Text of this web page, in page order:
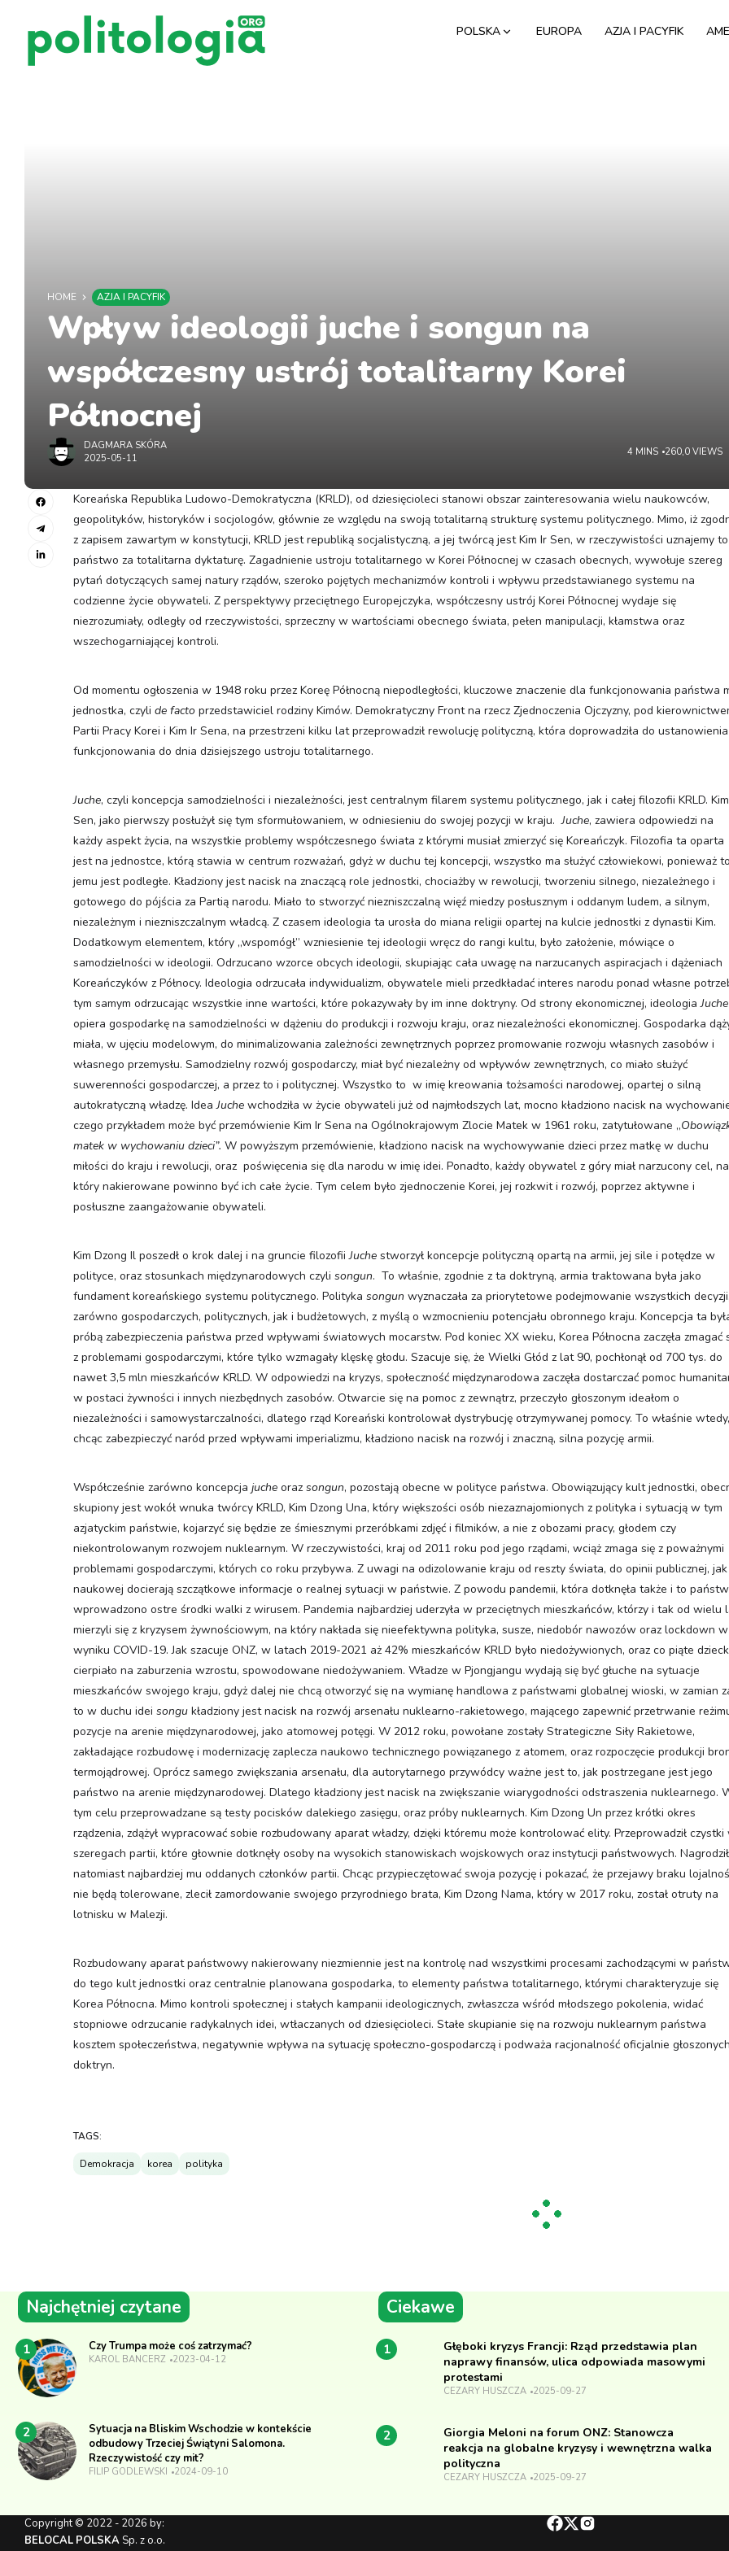
POLSKA EUROPA AZJA I PACYFIK
HOME AZJA I PACYFIK
Wpływ ideologii juche i songun na
współczesny ustrój totalitarny Korei
Północnej
DAGMARA SKÓRA
2025-05-11
4 MINS 260,0 VIEWS
Koreańska Republika Ludowo-Demokratyczna (KRLD), od dziesięcioleci stanowi obszar zainteresowania wielu naukowców,
geopolityków, historyków i socjologów, głównie ze względu na swoją totalitarną strukturę systemu politycznego. Mimo, iż
z zapisem zawartym w konstytucji, KRLD jest republiką socjalistyczną, a jej twórcą jest Kim Ir Sen, w rzeczywistości uznajemy to
państwo za totalitarna dyktaturę. Zagadnienie ustroju totalitarnego w Korei Północnej w czasach obecnych, wywołuje szereg
pytań dotyczących samej natury rządów, szeroko pojętych mechanizmów kontroli i wpływu przedstawianego systemu na
codzienne życie obywateli. Z perspektywy przeciętnego Europejczyka, współczesny ustrój Korei Północnej wydaje się
niezrozumiały, odległy od rzeczywistości, sprzeczny w wartościami obecnego świata, pełen manipulacji, kłamstwa oraz
wszechogarniającej kontroli.
Od momentu ogłoszenia w 1948 roku przez Koreę Północną niepodległości, kluczowe znaczenie dla funkcjonowania państwa
jednostka, czyli de facto przedstawiciel rodziny Kimów. Demokratyczny Front na rzecz Zjednoczenia Ojczyzny, pod
Partii Pracy Korei i Kim Ir Sena, na przestrzeni kilku lat przeprowadził rewolucję polityczną, która doprowadziła do
funkcjonowania do dnia dzisiejszego ustroju totalitarnego.
Juche, czyli koncepcja samodzielności i niezależności, jest centralnym filarem systemu politycznego, jak i całej filozofii KRLD.
Sen, jako pierwszy posłużył się tym sformułowaniem, w odniesieniu do swojej pozycji w kraju. Juche, zawiera odpowiedzi na
każdy aspekt życia, na wszystkie problemy współczesnego świata z którymi musiał zmierzyć się Koreańczyk. Filozofia ta oparta
jest na jednostce, którą stawia w centrum rozważań, gdyż w duchu tej koncepcji, wszystko ma służyć człowiekowi, ponieważ to
jemu jest podległe. Kładziony jest nacisk na znaczącą role jednostki, chociażby w rewolucji, tworzeniu silnego, niezależnego i
gotowego do pójścia za Partią narodu. Miało to stworzyć niezniszczalną więź miedzy posłusznym i oddanym ludem, a silnym,
niezależnym i niezniszczalnym władcą. Z czasem ideologia ta urosła do miana religii opartej na kulcie jednostki z dynastii Kim.
Dodatkowym elementem, który „wspomógł” wzniesienie tej ideologii wręcz do rangi kultu, było założenie, mówiące o
samodzielności w ideologii. Odrzucano wzorce obcych ideologii, skupiając cała uwagę na narzucanych aspiracjach i dążeniach
Koreańczyków z Północy. Ideologia odrzucała indywidualizm, obywatele mieli przedkładać interes narodu ponad własne
tym samym odrzucając wszystkie inne wartości, które pokazywały by im inne doktryny. Od strony ekonomicznej, ideologiaJuche
opiera gospodarkę na samodzielności w dążeniu do produkcji i rozwoju kraju, oraz niezależności ekonomicznej. Gospodarka
miała, w ujęciu modelowym, do minimalizowania zależności zewnętrznych poprzez promowanie rozwoju własnych zasobów i
własnego przemysłu. Samodzielny rozwój gospodarczy, miał być niezależny od wpływów zewnętrznych, co miało służyć
suwerenności gospodarczej, a przez to i politycznej. Wszystko to w imię kreowania tożsamości narodowej, opartej o silną
autokratyczną władzę. IdeaJuche wchodziła w życie obywateli już od najmłodszych lat, mocno kładziono nacisk na
czego przykładem może być przemówienie Kim Ir Sena na Ogólnokrajowym Zlocie Matek w 1961 roku, zatytułowane „
matek w wychowaniu dzieci”. W powyższym przemówienie, kładziono nacisk na wychowywanie dzieci przez matkę w duchu
miłości do kraju i rewolucji, oraz poświęcenia się dla narodu w imię idei. Ponadto, każdy obywatel z góry miał narzucony cel, na
który nakierowane powinno być ich całe życie. Tym celem było zjednoczenie Korei, jej rozkwit i rozwój, poprzez aktywne i
posłuszne zaangażowanie obywateli.
Kim Dzong Il poszedł o krok dalej i na gruncie filozofiiJuche stworzył koncepcje polityczną opartą na armii, jej sile i potędze w
polityce, oraz stosunkach międzynarodowych czyli songun. To właśnie, zgodnie z ta doktryną, armia traktowana była jako
fundament koreańskiego systemu politycznego. Polityka songun wyznaczała za priorytetowe podejmowanie wszystkich decyzji,
zarówno gospodarczych, politycznych, jak i budżetowych, z myślą o wzmocnieniu potencjału obronnego kraju. Koncepcja ta
próbą zabezpieczenia państwa przed wpływami światowych mocarstw. Pod koniec XX wieku, Korea Północna zaczęła zmagać
z problemami gospodarczymi, które tylko wzmagały klęskę głodu. Szacuje się, że Wielki Głód z lat 90, pochłonął od 700 tys. do
nawet 3,5 mln mieszkańców KRLD. W odpowiedzi na kryzys, społeczność międzynarodowa zaczęła dostarczać pomoc
w postaci żywności i innych niezbędnych zasobów. Otwarcie się na pomoc z zewnątrz, przeczyło głoszonym ideałom o
niezależności i samowystarczalności, dlatego rząd Koreański kontrolował dystrybucję otrzymywanej pomocy. To właśnie wtedy,
chcąc zabezpieczyć naród przed wpływami imperializmu, kładziono nacisk na rozwój i znaczną, silna pozycję armii.
Współcześnie zarówno koncepcja juche oraz songun, pozostają obecne w polityce państwa. Obowiązujący kult jednostki,
skupiony jest wokół wnuka twórcy KRLD, Kim Dzong Una, który większości osób niezaznajomionych z polityka i sytuacją w tym
azjatyckim państwie, kojarzyć się będzie ze śmiesznymi przeróbkami zdjęć i filmików, a nie z obozami pracy, głodem czy
niekontrolowanym rozwojem nuklearnym. W rzeczywistości, kraj od 2011 roku pod jego rządami, wciąż zmaga się z poważnymi
problemami gospodarczymi, których co roku przybywa. Z uwagi na odizolowanie kraju od reszty świata, do opinii publicznej, jak
naukowej docierają szczątkowe informacje o realnej sytuacji w państwie. Z powodu pandemii, która dotknęła także i to
wprowadzono ostre środki walki z wirusem. Pandemia najbardziej uderzyła w przeciętnych mieszkańców, którzy i tak od wielu
mierzyli się z kryzysem żywnościowym, na który nakłada się nieefektywna polityka, susze, niedobór nawozów oraz lockdown w
wyniku COVID-19. Jak szacuje ONZ, w latach 2019-2021 aż 42% mieszkańców KRLD było niedożywionych, oraz co piąte
cierpiało na zaburzenia wzrostu, spowodowane niedożywaniem. Władze w Pjongjangu wydają się być głuche na sytuacje
mieszkańców swojego kraju, gdyż dalej nie chcą otworzyć się na wymianę handlowa z państwami globalnej wioski, w zamian
to w duchu idei songu kładziony jest nacisk na rozwój arsenału nuklearno-rakietowego, mającego zapewnić przetrwanie
pozycje na arenie międzynarodowej, jako atomowej potęgi. W 2012 roku, powołane zostały Strategiczne Siły Rakietowe,
zakładające rozbudowę i modernizację zaplecza naukowo technicznego powiązanego z atomem, oraz rozpoczęcie produkcji
termojądrowej. Oprócz samego zwiększania arsenału, dla autorytarnego przywódcy ważne jest to, jak postrzegane jest jego
państwo na arenie międzynarodowej. Dlatego kładziony jest nacisk na zwiększanie wiarygodności odstraszenia nuklearnego.
tym celu przeprowadzane są testy pocisków dalekiego zasięgu, oraz próby nuklearnych. Kim Dzong Un przez krótki okres
rządzenia, zdążył wypracować sobie rozbudowany aparat władzy, dzięki któremu może kontrolować elity. Przeprowadził czystki
szeregach partii, które głownie dotknęły osoby na wysokich stanowiskach wojskowych oraz instytucji państwowych. Nagrodził
natomiast najbardziej mu oddanych członków partii. Chcąc przypieczętować swoja pozycję i pokazać, że przejawy braku
nie będą tolerowane, zlecił zamordowanie swojego przyrodniego brata, Kim Dzong Nama, który w 2017 roku, został otruty na
lotnisku w Malezji.
Rozbudowany aparat państwowy nakierowany niezmiennie jest na kontrolę nad wszystkimi procesami zachodzącymi w
do tego kult jednostki oraz centralnie planowana gospodarka, to elementy państwa totalitarnego, którymi charakteryzuje się
Korea Północna. Mimo kontroli społecznej i stałych kampanii ideologicznych, zwłaszcza wśród młodszego pokolenia, widać
stopniowe odrzucanie radykalnych idei, wtłaczanych od dziesięcioleci. Stałe skupianie się na rozwoju nuklearnym państwa
kosztem społeczeństwa, negatywnie wpływa na sytuację społeczno-gospodarczą i podważa racjonalność oficjalnie głoszonych
doktryn.
TAGS:
Demokracja korea polityka
Najchętniej czytane
1 Czy Trumpa może coś zatrzymać?
KAROL BANCERZ 2023-04-12
2
Sytuacja na Bliskim Wschodzie w kontekście
odbudowy Trzeciej Świątyni Salomona.
Rzeczywistość czy mit?
FILIP GODLEWSKI 2024-09-10
Ciekawe
1
Głęboki kryzys Francji: Rząd przedstawia plan
naprawy finansów, ulica odpowiada masowymi
protestami
CEZARY HUSZCZA 2025-09-27
2
Giorgia Meloni na forum ONZ: Stanowcza
reakcja na globalne kryzysy i wewnętrzna walka
polityczna
CEZARY HUSZCZA 2025-09-27
Copyright © 2022 - 2026 by:
BELOCAL POLSKA Sp. z o.o.